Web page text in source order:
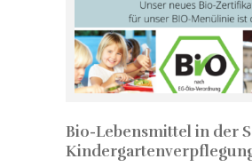
Bio-Lebensmittel in der